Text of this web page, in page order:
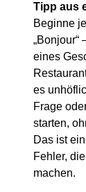
Tipp aus
Beginne
„Bonjour“
eines
es
Frage
starten,
Das ist
Fehler,
machen.